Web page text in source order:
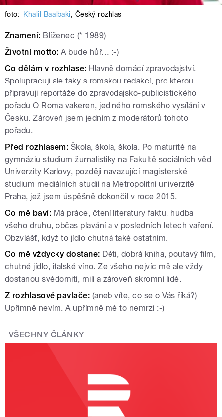
foto: Khalil Baalbaki, Český rozhlas
Znamení: Blíženec (* 1989)
Životní motto: A bude hůř… :-)
Co dělám v rozhlase: Hlavně domácí zpravodajství.
Spolupracuji ale taky s romskou redakcí, pro kterou
připravuji reportáže do zpravodajsko-publicistického
pořadu O Roma vakeren, jediného romského vysílání v
Česku. Zároveň jsem jedním z moderátorů tohoto
pořadu.
Před rozhlasem: Škola, škola, škola. Po maturitě na
gymnáziu studium žurnalistiky na Fakultě sociálních věd
Univerzity Karlovy, později navazující magisterské
studium mediálních studií na Metropolitní univerzitě
Praha, jež jsem úspěšně dokončil v roce 2015.
Co mě baví: Má práce, čtení literatury faktu, hudba
všeho druhu, občas plavání a v posledních letech vaření.
Obzvlášť, když to jídlo chutná také ostatním.
Co mě vždycky dostane: Děti, dobrá kniha, poutavý film,
chutné jídlo, italské víno. Ze všeho nejvíc mě ale vždy
dostanou svědomití, milí a zároveň skromní lidé.
Z rozhlasové pavlače: (aneb víte, co se o Vás říká?)
Upřímně nevím. A upřímně mě to nemrzí :-)
VŠECHNY ČLÁNKY